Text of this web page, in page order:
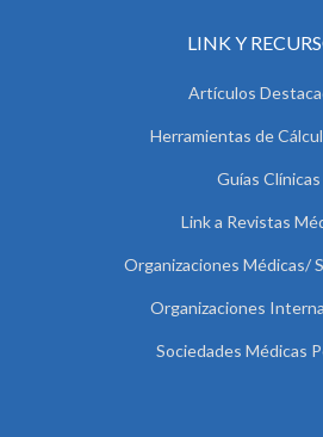
LINK Y
Artículos
Herramientas de
Guías Clínicas
Link a Revistas
Organizaciones Médicas/
Organizaciones
Sociedades Médicas